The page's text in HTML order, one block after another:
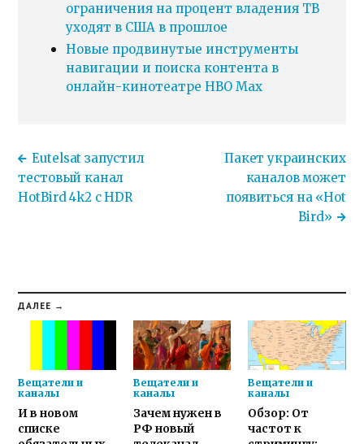
ограничения на процент владения ТВ
уходят в США в прошлое
Новые продвинутые инструменты
навигации и поиска контента в
онлайн-кинотеатре HBO Max
Eutelsat запустил
тестовый канал
HotBird 4k2 c HDR
Пакет украинских
каналов может
появиться на «Hot
Bird»
ДАЛЕЕ →
Вещатели и
каналы
И в новом
списке
Вещатели и
каналы
Зачем нужен в
РФ новый
Вещатели и
каналы
Обзор: От
частот к